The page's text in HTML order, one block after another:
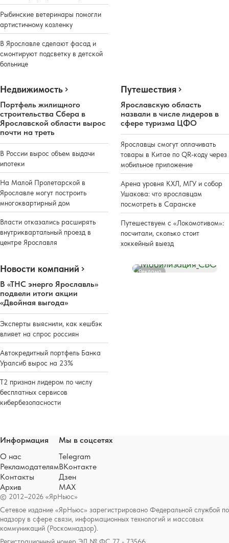
Рыбинские ветеринары помогли
артистичному козленку
В Ярославле сделают фасад и
смонтируют подсветку в детской
больнице
Недвижимость
Портфель жилищного
строительства Сбера в
Ярославской области вырос
почти на треть
В России вырос объем выдачи
ипотеки
На Малой Пролетарской в
Ярославле могут построить
многоквартирный дом
Власти отказались расширять
внутриквартальный проезд в
центре Ярославля
Путешествия
Ярославскую область
назвали в числе лидеров в
сфере туризма ЦФО
Ярославцы смогут оплачивать
товары в Китае по QR-коду через
мобильное приложение
Арена уровня КХЛ, МГУ и собор
Ушакова: что ярославцам
посмотреть в Саранске
Путешествуем с «Локомотивом»:
посчитали, сколько стоит
хоккейный выезд
Новости компаний
В «ТНС энерго Ярославль»
подвели итоги акции
«Двойная выгода»
Эксперты выяснили, как кешбэк
влияет на спрос россиян
Автокредитный портфель Банка
Уралсиб вырос на 23%
Т2 признан лидером по числу
бесплатных сервисов
кибербезопасности
Реклама
© 2012–2026 «ЯрНьюс»
Сетевое издание «ЯрНьюс» зарегистрировано Федеральной службой по
надзору в сфере связи, информационных технологий и массовых
коммуникаций (Роскомнадзор).
Регистрационный номер ЭЛ № ФС 77 - 73566
Информация
О нас
Рекламодателям
Контакты
Архив
Мы в соцсетях
Telegram
ВКонтакте
Дзен
MAX